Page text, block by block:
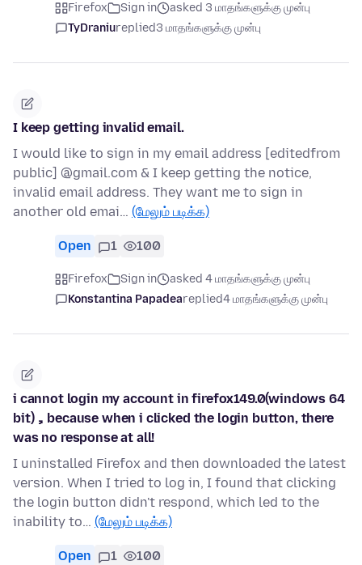
Firefox Sign in
asked 3 மாதங்களுக்கு முன்பு
TyDraniureplied3 மாதங்களுக்கு முன்பு
I keep getting invalid email.
I would like to sign in my email address [editedfrom
public] @gmail.com & I keep getting the notice,
invalid email address. They want me to sign in
another old emai… (மேலும் படிக்க)
Open 1 100
Firefox Sign in
asked 4 மாதங்களுக்கு முன்பு
Konstantina Papadeareplied4 மாதங்களுக்கு முன்பு
i cannot login my account in firefox149.0(windows 64
bit)，because when i clicked the login button, there
was no response at all!
I uninstalled Firefox and then downloaded the latest
version. When I tried to log in, I found that clicking
the login button didn't respond, which led to the
inability to… (மேலும் படிக்க)
Open 1 100